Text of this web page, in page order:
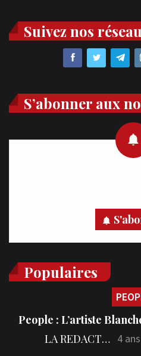
Suivez nos
S’abonner aux
Populaires
People : L’artiste
LA REDACTION 4